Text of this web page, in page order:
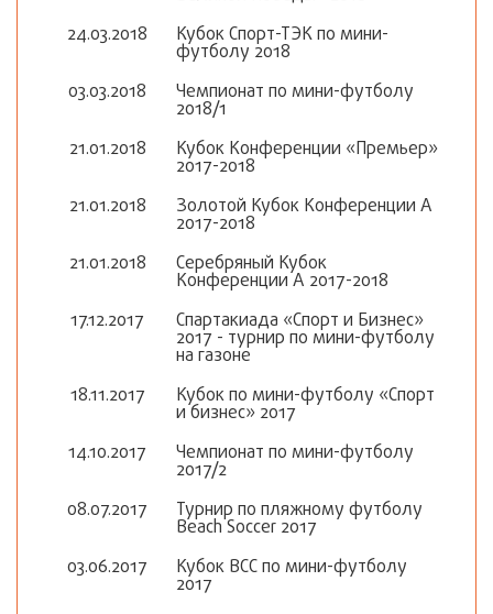
24.03.2018
Кубок Спорт-ТЭК по мини-
футболу 2018
03.03.2018
Чемпионат по мини-футболу
2018/1
21.01.2018
Кубок Конференции «Премьер»
2017-2018
21.01.2018
Золотой Кубок Конференции А
2017-2018
21.01.2018
Серебряный Кубок
Конференции А 2017-2018
17.12.2017
Спартакиада «Спорт и Бизнес»
2017 - турнир по мини-футболу
на газоне
18.11.2017
Кубок по мини-футболу «Спорт
и бизнес» 2017
14.10.2017
Чемпионат по мини-футболу
2017/2
08.07.2017
Турнир по пляжному футболу
Beach Soccer 2017
03.06.2017
Кубок ВСС по мини-футболу
2017